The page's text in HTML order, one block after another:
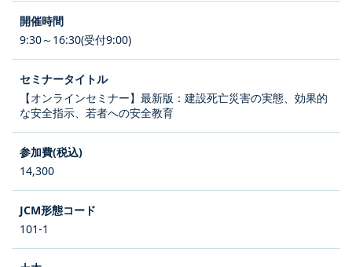
9:30～16:30(受付9:00)
【オンラインセミナー】最新版：建設死亡災害の実態、効果的
な安全指示、若者への安全教育
14,300
101-1